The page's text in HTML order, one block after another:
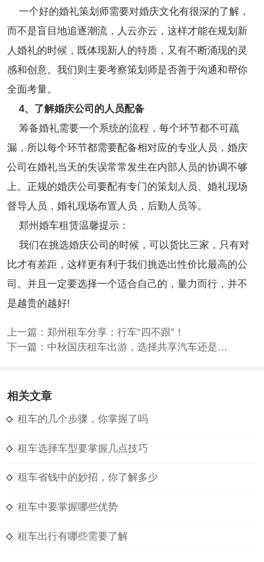
一个好的婚礼策划师需要对婚庆文化有很深的了解，
而不是盲目地追逐潮流，人云亦云，这样才能在规划新
人婚礼的时候，既体现新人的特质，又有不断涌现的灵
感和创意。我们则主要考察策划师是否善于沟通和帮你
全面考量。
4、了解婚庆公司的人员配备
筹备婚礼需要一个系统的流程，每个环节都不可疏
漏，所以每个环节都需要配备相对应的专业人员，婚庆
公司在婚礼当天的失误常常发生在内部人员的协调不够
上。正规的婚庆公司要配有专门的策划人员、婚礼现场
督导人员，婚礼现场布置人员，后勤人员等。
郑州婚车租赁温馨提示：
我们在挑选婚庆公司的时候，可以货比三家，只有对
比才有差距，这样更有利于我们挑选出性价比最高的公
司。并且一定要选择一个适合自己的，量力而行，并不
是越贵的越好!
上一篇： 郑州租车分享：行车“四不跟”！
下一篇：
中秋国庆租车出游，选择共享汽车还是日租车？
相关文章
租车的几个步骤，你掌握了吗
租车选择车型要掌握几点技巧
租车省钱中的妙招，你了解多少
租车中要掌握哪些优势
租车出行有哪些需要了解